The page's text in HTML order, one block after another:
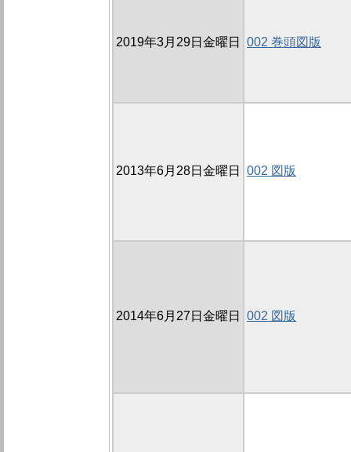
2019年3月29日金曜日 002 巻頭図版
2013年6月28日金曜日 002 図版
2014年6月27日金曜日 002 図版